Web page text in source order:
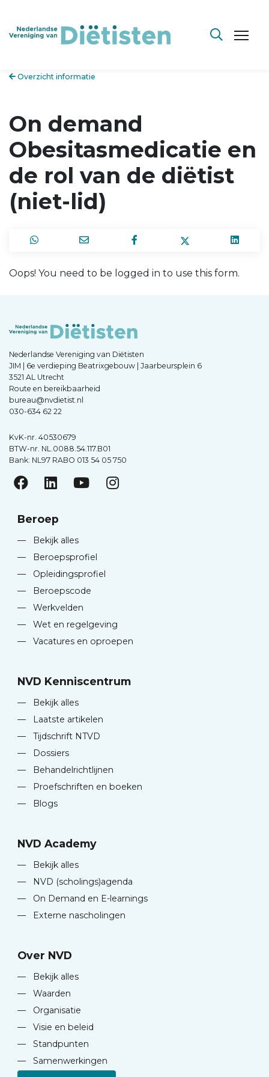
Overzicht informatie
On demand
Obesitasmedicatie en
de rol van de diëtist
(niet-lid)
Oops! You need to be logged in to use this form.
Nederlandse Vereniging van Diëtisten
JIM | 6e verdieping Beatrixgebouw | Jaarbeursplein 6
3521 AL Utrecht
Route en bereikbaarheid
bureau@nvdietist.nl
030-634 62 22
KvK-nr. 40530679
BTW-nr. NL.0088.54.117.B01
Bank: NL97 RABO 013 54 05 750
Beroep
—
Bekijk alles
—
Beroepsprofiel
—
Opleidingsprofiel
—
Beroepscode
—
Werkvelden
—
Wet en regelgeving
—
Vacatures en oproepen
NVD Kenniscentrum
—
Bekijk alles
—
Laatste artikelen
—
Tijdschrift NTVD
—
Dossiers
—
Behandelrichtlijnen
—
Proefschriften en boeken
—
Blogs
NVD Academy
—
Bekijk alles
—
NVD (scholings)agenda
—
On Demand en E-learnings
—
Externe nascholingen
Over NVD
—
Bekijk alles
—
Waarden
—
Organisatie
—
Visie en beleid
—
Standpunten
—
Samenwerkingen